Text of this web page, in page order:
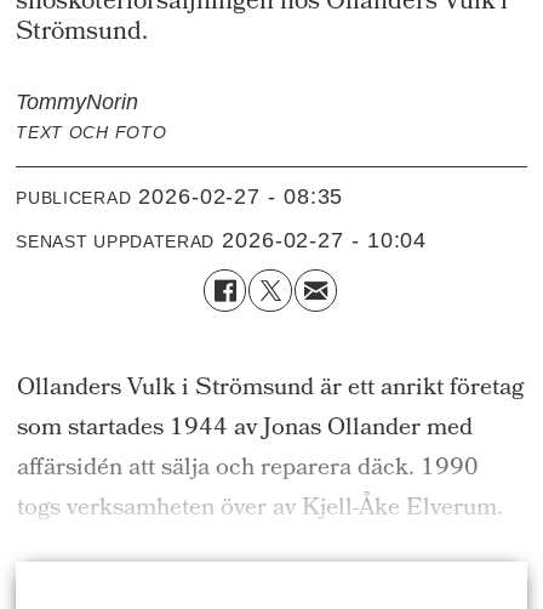
Strömsund.
TommyNorin
TEXT OCH FOTO
PUBLICERAD 2026-02-27 - 08:35
SENAST UPPDATERAD 2026-02-27 - 10:04
Ollanders Vulk i Strömsund är ett anrikt företag
som startades 1944 av Jonas Ollander med
affärsidén att sälja och reparera däck. 1990
togs verksamheten över av Kjell-Åke Elverum.